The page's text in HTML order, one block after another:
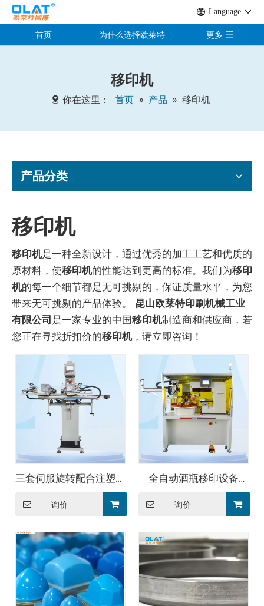
Language
首页 为什么选择欧莱特 更多
移印机
你在这里： 首页 » 产品 » 移印机
产品分类
移印机
移印机是一种全新设计，通过优秀的加工工艺和优质的
原材料，使移印机的性能达到更高的标准。我们为移印
机的每一个细节都是无可挑剔的，保证质量水平，为您
带来无可挑剔的产品体验。 昆山欧莱特印刷机械工业
有限公司是一家专业的中国移印机制造商和供应商，若
您正在寻找折扣价的移印机，请立即咨询！
三套伺服旋转配合注塑机
一体印刷设备——OAP-
171E
询价
全自动酒瓶移印设备
OPF-222-172-4F
询价